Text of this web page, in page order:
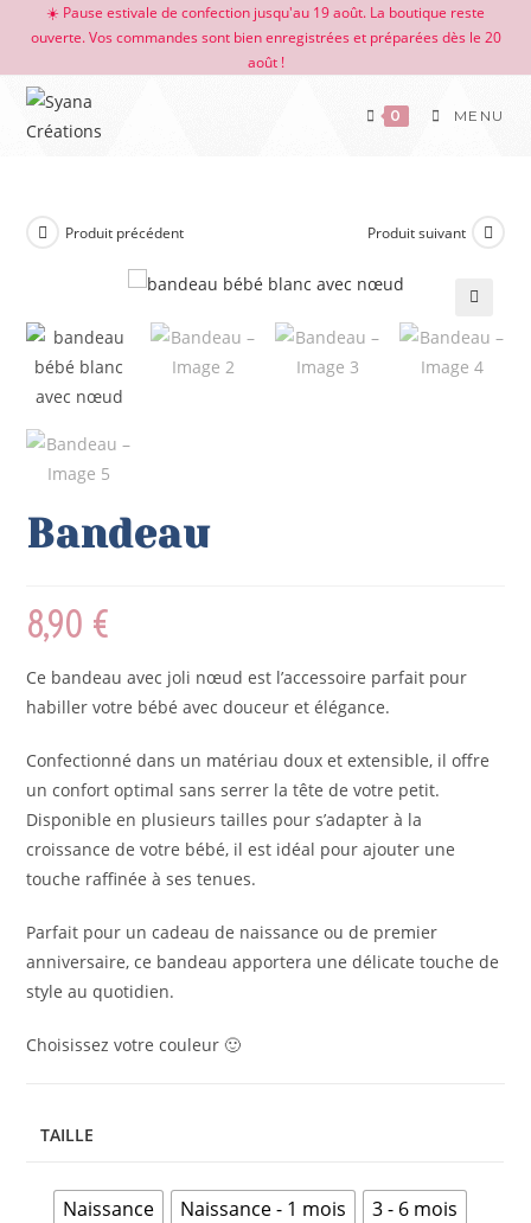
☀️ Pause estivale de confection jusqu'au 19 août. La boutique reste
ouverte. Vos commandes sont bien enregistrées et préparées dès le 20
août !
0 MENU
Produit précédent Produit suivant
🔍
Bandeau
8,90 €
Ce bandeau avec joli nœud est l’accessoire parfait pour
habiller votre bébé avec douceur et élégance.
Confectionné dans un matériau doux et extensible, il offre
un confort optimal sans serrer la tête de votre petit.
Disponible en plusieurs tailles pour s’adapter à la
croissance de votre bébé, il est idéal pour ajouter une
touche raffinée à ses tenues.
Parfait pour un cadeau de naissance ou de premier
anniversaire, ce bandeau apportera une délicate touche de
style au quotidien.
Choisissez votre couleur 🙂
TAILLE
Naissance Naissance - 1 mois
3 - 6 mois